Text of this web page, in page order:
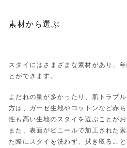
素材から選ぶ
スタイにはさまざまな素材があり、
とができます。
よだれの量が多かったり、肌トラブ
方は、ガーゼ生地やコットンなど赤
性も高い生地のスタイを選ぶことがお
また、表面がビニールで加工された
た際にスタイを洗わず、拭き取ること